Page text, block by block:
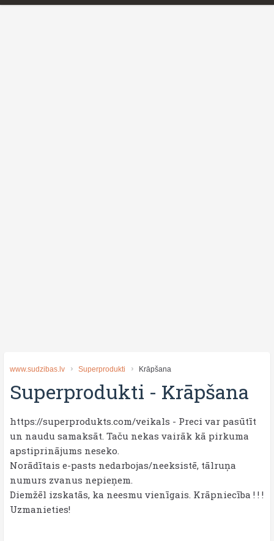
www.sudzibas.lv Superprodukti Krāpšana
Superprodukti - Krāpšana
https://superprodukts.com/veikals - Preci var pasūtīt
un naudu samaksāt. Taču nekas vairāk kā pirkuma
apstiprinājums neseko.
Norādītais e-pasts nedarbojas/neeksistē, tālruņa
numurs zvanus nepieņem.
Diemžēl izskatās, ka neesmu vienīgais. Krāpniecība ! ! !
Uzmanieties!